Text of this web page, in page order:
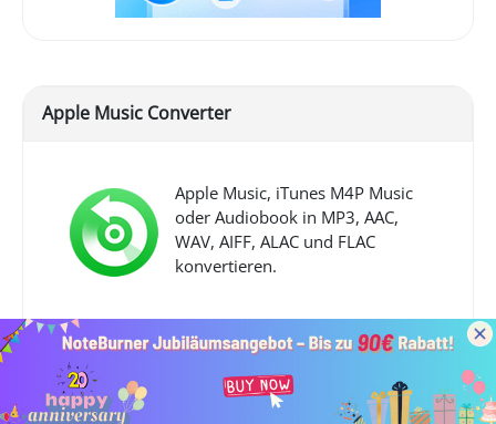
Apple Music Converter
Apple Music, iTunes M4P Music
oder Audiobook in MP3, AAC,
WAV, AIFF, ALAC und FLAC
konvertieren.
Download Download